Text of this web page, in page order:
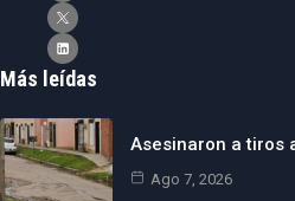
Más leídas
Asesinaron a tiros
Ago 7, 2026